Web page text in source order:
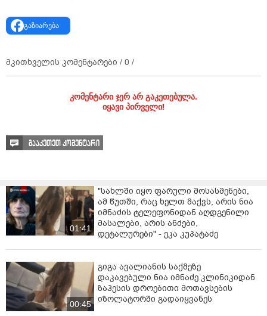
შეგახსენებთ, რომ კიტეიშვილმა ევროპის ჩემპიონატის
დაწყებამდე კუნთი გაიჭიმა და მას შემდეგ ვერ
შეხვედრებთან თურქეთთან და ჩეხეთთან.
გაზიარება
მკითხველის კომენტარები / 0 /
კომენტარი ჯერ არ გაკეთებულა.
იყავი პირველი!
გააკეთეთ კომენტარი
01:41
"სახლში იყო ფარული მოსასმენები,
ამ წუთში, რაც ხელთ მაქვს, არის ნია
იმნაძის ტელეფონიდან აღდგენილი
მასალები, არის ანძები,
დეტალურები" - ეკა კუპატაძე
00:45
გიგა ავალიანის საქმეზე
დაკავებული ნია იმნაძე კლინიკიდან
ზაჰესის დროებითი მოთავსების
იზოლატორში გადაიყვანეს